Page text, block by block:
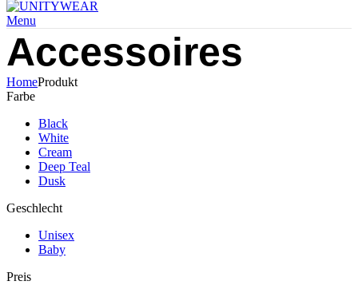
Menu
Accessoires
HomeProdukt
Farbe
Black
White
Cream
Deep Teal
Dusk
Geschlecht
Unisex
Baby
Preis